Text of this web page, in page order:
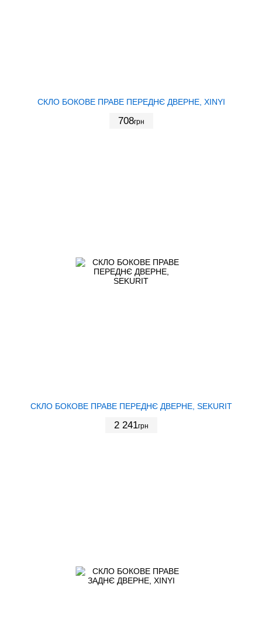
СКЛО БОКОВЕ ПРАВЕ ПЕРЕДНЄ ДВЕРНЕ, XINYI
708грн
СКЛО БОКОВЕ ПРАВЕ ПЕРЕДНЄ ДВЕРНЕ, SEKURIT
2 241грн